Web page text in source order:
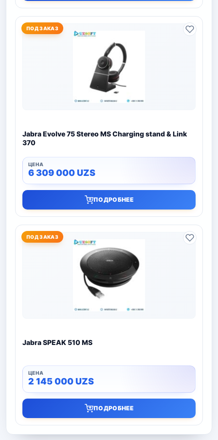
ПОД ЗАКАЗ
Jabra Evolve 75 Stereo MS Charging stand & Link
370
6 309 000UZS
ПОДРОБНЕЕ
ПОД ЗАКАЗ
Jabra SPEAK 510 MS
2 145 000UZS
ПОДРОБНЕЕ